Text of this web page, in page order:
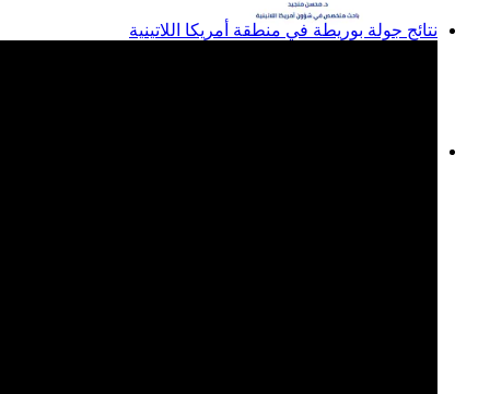
نتائج جولة بوريطة في منطقة أمريكا اللاتينية